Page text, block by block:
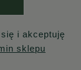
i akceptuję
sklepu